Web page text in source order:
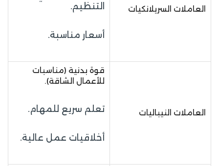
العاملات السريلانكيات
التنظيم.
أسعار مناسبة.
العاملات النيباليات
قوة بدنية (مناسبات
للأعمال الشاقة).
تعلم سريع للمهام.
أخلاقيات عمل عالية.